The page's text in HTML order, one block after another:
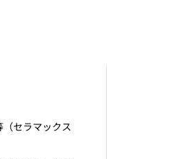
セラマックス